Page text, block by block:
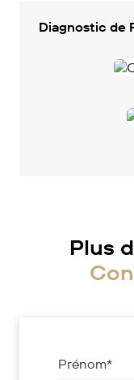
Diagnostic de
Plus
Prénom*